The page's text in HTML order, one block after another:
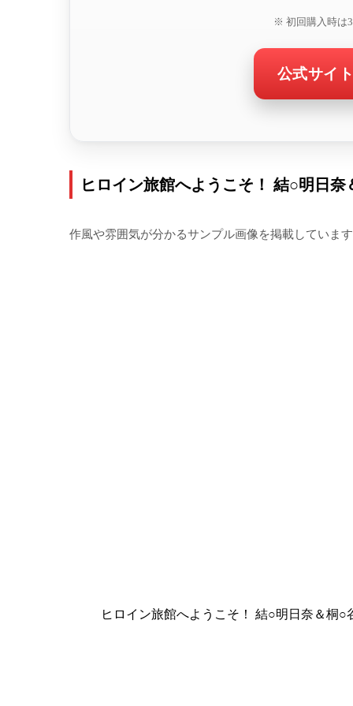
※ 初回購入時は
公式サイ
ヒロイン旅館へようこそ！ 結○明日
作風や雰囲気が分かるサンプル画像を掲載していま
ヒロイン旅館へようこそ！ 結○明日奈＆桐○